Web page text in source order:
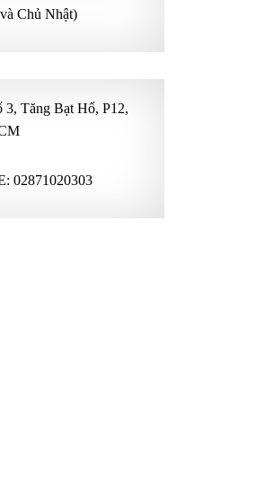
Chủ Nhật)
3, Tăng Bạt Hổ, P12,
02871020303